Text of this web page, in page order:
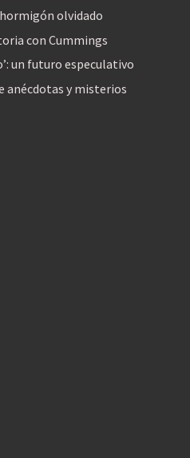
olvidado
con Cummings
un futuro especulativo
anécdotas y misterios